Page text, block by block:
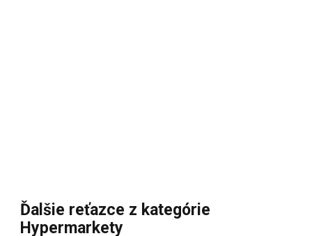
Ďalšie reťazce z kategórie
Hypermarkety